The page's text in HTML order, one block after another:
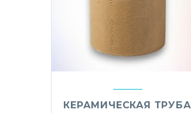
КЕРАМИЧЕСКАЯ ТРУБА